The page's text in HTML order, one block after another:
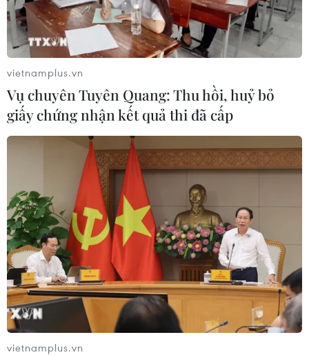
#Vật liệu chiến lược #EU
#Ngành thép
#Sản xuất thép
#Nhập khẩu thép
Theo dõi VietnamPlus
vietnamplus.vn
Vụ chuyên Tuyên Quang: Thu hồi, huỷ bỏ
giấy chứng nhận kết quả thi đã cấp
vietnamplus.vn